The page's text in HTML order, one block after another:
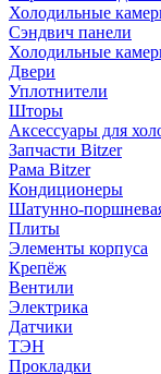
Холодильные
Сэндвич панели
Холодильные
Двери
Уплотнители
Шторы
Аксессуары для
Запчасти Bitzer
Рама Bitzer
Кондиционеры
Шатунно-
Плиты
Элементы корпуса
Крепёж
Вентили
Электрика
Датчики
ТЭН
Прокладки